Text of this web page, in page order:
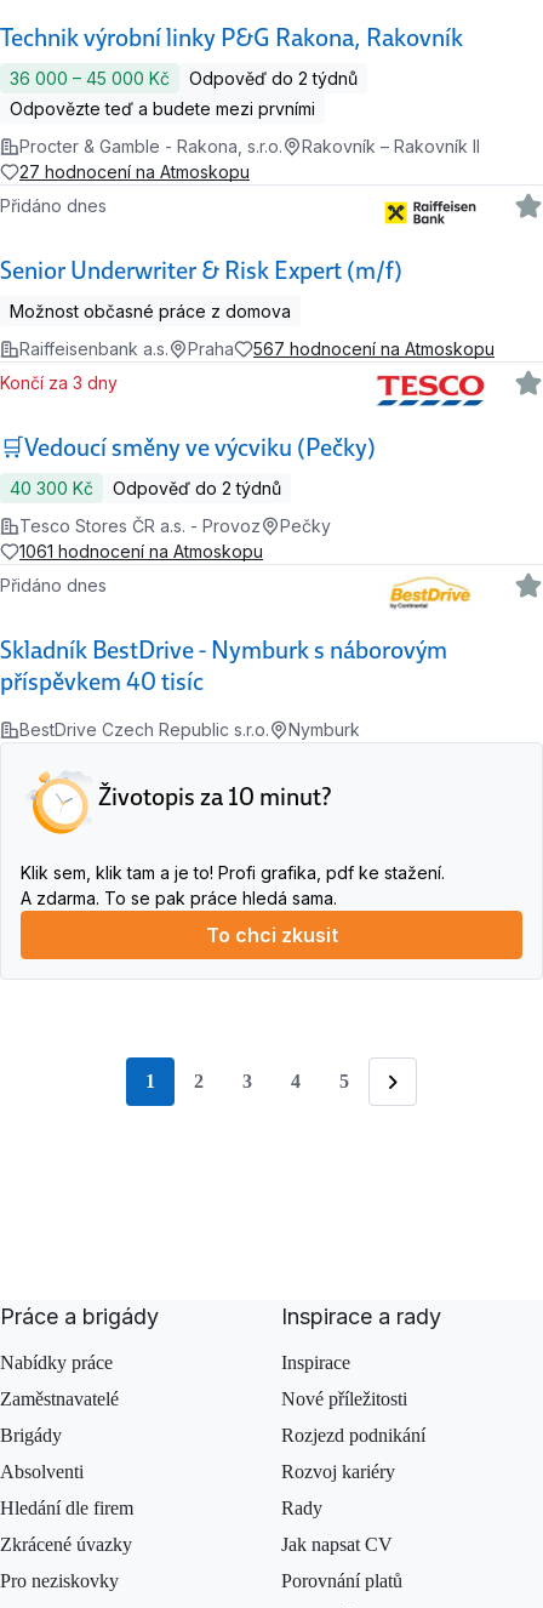
Technik výrobní linky P&G Rakona, Rakovník
36 000 ‍–‍ 45 000 Kč
Odpověď do 2 týdnů
Odpovězte teď a budete mezi prvními
Procter & Gamble - Rakona, s.r.o.
Rakovník – Rakovník II
27 hodnocení na Atmoskopu
Senior Underwriter & Risk Expert (m/f)
Přidáno dnes
Možnost občasné práce z domova
Raiffeisenbank a.s.
Praha 567 hodnocení na Atmoskopu
🛒Vedoucí směny ve výcviku (Pečky)
Končí za 3 dny
40 300 Kč
Odpověď do 2 týdnů
Tesco Stores ČR a.s. - Provoz
Pečky
1061 hodnocení na Atmoskopu
Skladník BestDrive - Nymburk s náborovým
příspěvkem 40 tisíc
Přidáno dnes
BestDrive Czech Republic s.r.o. Nymburk
Životopis za 10 minut?
Klik sem, klik tam a je to! Profi grafika, pdf ke stažení.
A zdarma. To se pak práce hledá sama.
To chci zkusit
stránka
1 2 3 4 5
Následující
Práce a brigády
Nabídky práce
Zaměstnavatelé
Brigády
Absolventi
Hledání dle firem
Zkrácené úvazky
Pro neziskovky
Inspirace a rady
Inspirace
Nové příležitosti
Rozjezd podnikání
Rozvoj kariéry
Rady
Jak napsat CV
Porovnání platů